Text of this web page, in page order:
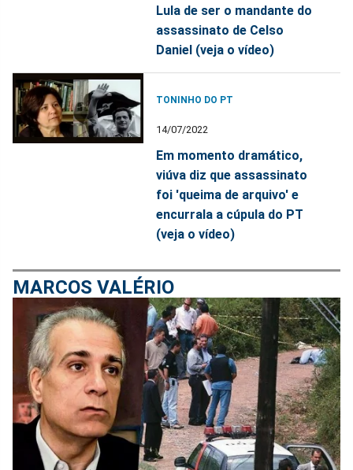
Lula de ser o mandante do
assassinato de Celso
Daniel (veja o vídeo)
TONINHO DO PT
14/07/2022
Em momento dramático,
viúva diz que assassinato
foi 'queima de arquivo' e
encurrala a cúpula do PT
(veja o vídeo)
MARCOS VALÉRIO